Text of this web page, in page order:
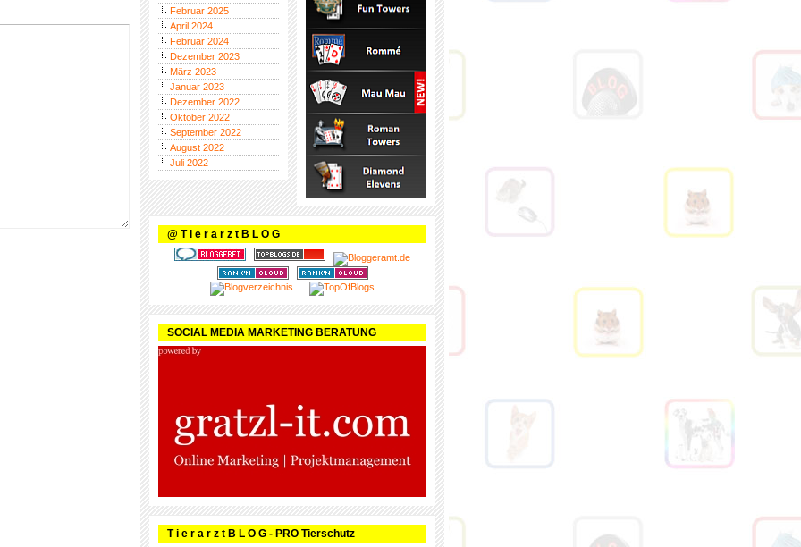
Februar 2025
April 2024
Februar 2024
Dezember 2023
März 2023
Januar 2023
Dezember 2022
Oktober 2022
September 2022
August 2022
Juli 2022
@ T i e r a r z t B L O G
SOCIAL MEDIA MARKETING BERATUNG
T i e r a r z t B L O G - PRO Tierschutz